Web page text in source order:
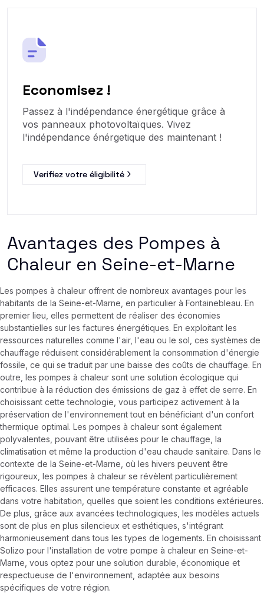
Economisez !
Passez à l'indépendance énergétique grâce à
vos panneaux photovoltaïques. Vivez
l'indépendance énérgetique des maintenant !
Verifiez votre éligibilité
Avantages des Pompes à
Chaleur en Seine-et-Marne
Les pompes à chaleur offrent de nombreux avantages pour les
habitants de la Seine-et-Marne, en particulier à Fontainebleau. En
premier lieu, elles permettent de réaliser des économies
substantielles sur les factures énergétiques. En exploitant les
ressources naturelles comme l'air, l'eau ou le sol, ces systèmes de
chauffage réduisent considérablement la consommation d'énergie
fossile, ce qui se traduit par une baisse des coûts de chauffage. En
outre, les pompes à chaleur sont une solution écologique qui
contribue à la réduction des émissions de gaz à effet de serre. En
choisissant cette technologie, vous participez activement à la
préservation de l'environnement tout en bénéficiant d'un confort
thermique optimal. Les pompes à chaleur sont également
polyvalentes, pouvant être utilisées pour le chauffage, la
climatisation et même la production d'eau chaude sanitaire. Dans le
contexte de la Seine-et-Marne, où les hivers peuvent être
rigoureux, les pompes à chaleur se révèlent particulièrement
efficaces. Elles assurent une température constante et agréable
dans votre habitation, quelles que soient les conditions extérieures.
De plus, grâce aux avancées technologiques, les modèles actuels
sont de plus en plus silencieux et esthétiques, s'intégrant
harmonieusement dans tous les types de logements. En choisissant
Solizo pour l'installation de votre pompe à chaleur en Seine-et-
Marne, vous optez pour une solution durable, économique et
respectueuse de l'environnement, adaptée aux besoins
spécifiques de votre région.